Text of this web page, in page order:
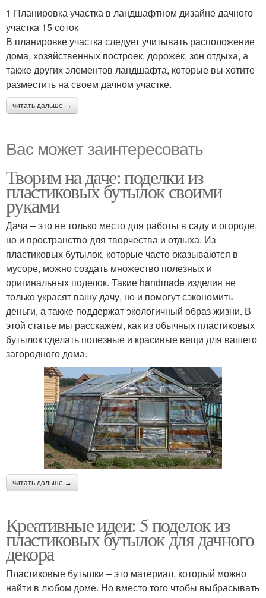
1 Планировка участка в ландшафтном дизайне дачного
участка 15 соток
В планировке участка следует учитывать расположение
дома, хозяйственных построек, дорожек, зон отдыха, а
также других элементов ландшафта, которые вы хотите
разместить на своем дачном участке.
читать дальше →
Вас может заинтересовать
Творим на даче: поделки из
пластиковых бутылок своими
руками
Дача – это не только место для работы в саду и огороде,
но и пространство для творчества и отдыха. Из
пластиковых бутылок, которые часто оказываются в
мусоре, можно создать множество полезных и
оригинальных поделок. Такие handmade изделия не
только украсят вашу дачу, но и помогут сэкономить
деньги, а также поддержат экологичный образ жизни. В
этой статье мы расскажем, как из обычных пластиковых
бутылок сделать полезные и красивые вещи для вашего
загородного дома.
читать дальше →
Креативные идеи: 5 поделок из
пластиковых бутылок для дачного
декора
Пластиковые бутылки – это материал, который можно
найти в любом доме. Но вместо того чтобы выбрасывать